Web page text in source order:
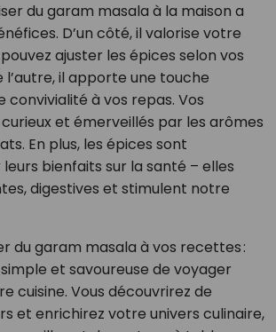
du garam masala à la maison a
D’un côté, il valorise votre
ajuster les épices selon vos
l’autre, il apporte une touche
convivialité à vos repas. Vos
et émerveillés par les arômes
En plus, les épices sont
bienfaits sur la santé – elles
digestives et stimulent notre
du garam masala à vos recettes :
et savoureuse de voyager
cuisine. Vous découvrirez de
et enrichirez votre univers culinaire,